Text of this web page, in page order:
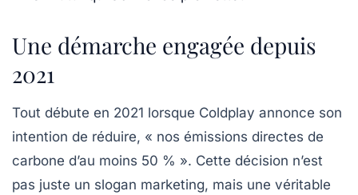
Une démarche engagée depuis
2021
Tout débute en 2021 lorsque Coldplay annonce son
intention de réduire, « nos émissions directes de
carbone d’au moins 50 % ». Cette décision n’est
pas juste un slogan marketing, mais une véritable